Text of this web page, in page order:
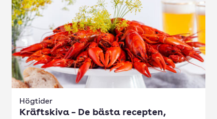
Högtider
Kräftskiva – De bästa recepten,